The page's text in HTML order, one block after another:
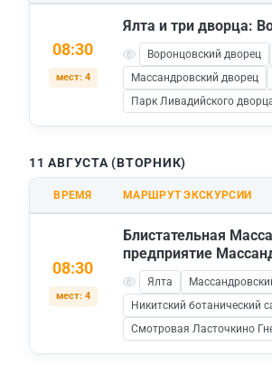
08:30
мест: 4
Ялта и три дворца:
Воронцовский дворец
Массандровский дворец
Парк Ливадийского
11 АВГУСТА (ВТОРНИК)
ВРЕМЯ МАРШРУТ ЭКСКУРСИИ
08:30
мест: 4
Блистательная
предприятие
Ялта
Никитский ботанический
Смотровая Ласточкино